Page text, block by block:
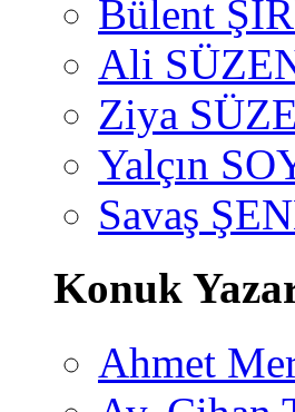
Bülent
Ali
Ziya
Yalçın
Savaş
Konuk
Ahmet